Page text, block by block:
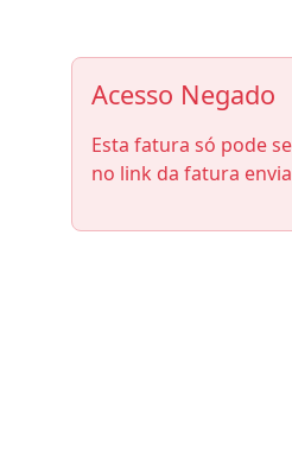
Acesso Negado
Esta fatura só pode
no link da fatura